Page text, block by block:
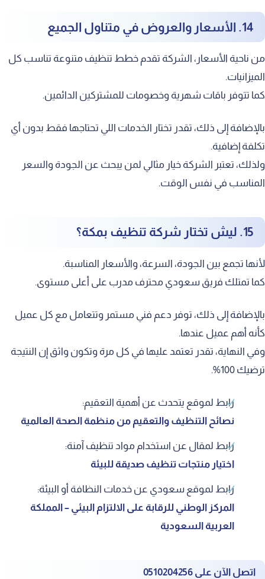
14. الأسعار والعروض في متناول الجميع
من ناحية الأسعار، الشركة تقدم خطط تنظيف متنوعة تناسب كل
الميزانيات.
كما تتوفر باقات شهرية وخصومات للمشتركين الدائمين.
بالإضافة إلى ذلك، تقدر تختار الخدمات اللي تحتاجها فقط بدون أي
تكلفة إضافية.
ولذلك، تعتبر الشركة خيار مثالي لمن يبحث عن الجودة والسعر
المناسب في نفس الوقت.
15. ليش تختار شركة تنظيف بمكة؟
لأنها تجمع بين الجودة، السرعة، والأسعار المناسبة.
كما تمتلك فريق سعودي محترف مدرب على أعلى مستوى.
بالإضافة إلى ذلك، توفر دعم فني مستمر وتتعامل مع كل عميل
كأنه أهم عميل عندها.
وفي النهاية، تقدر تعتمد عليها في كل مرة وتكون واثق إن النتيجة
ترضيك 100%.
رابط لموقع يتحدث عن أهمية التعقيم:
نصائح التنظيف والتعقيم من منظمة الصحة العالمية
رابط لمقال عن استخدام مواد تنظيف آمنة:
اختيار منتجات تنظيف صديقة للبيئة
رابط لموقع سعودي عن خدمات النظافة أو البيئة:
المركز الوطني للرقابة على الالتزام البيئي – المملكة
العربية السعودية
اتصل الآن على0510204256